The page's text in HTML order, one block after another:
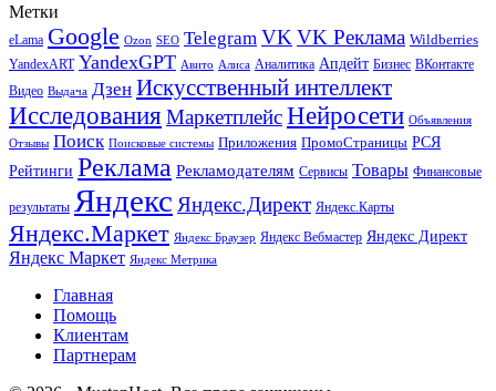
Метки
eLama Google Ozon SEO Telegram VK VK Реклама Wildberries
YandexART YandexGPT Авито Алиса Аналитика Апдейт Бизнес ВКонтакте
Видео Выдача Дзен Искусственный интеллект
Исследования МаркетплейсНейросети Объявления
Отзывы Поиск Поисковые системы Приложения ПромоСтраницы РСЯ
Рейтинги Реклама Рекламодателям Сервисы Товары Финансовые
результаты Яндекс Яндекс.Директ Яндекс.Карты
Яндекс.Маркет Яндекс Браузер Яндекс Вебмастер Яндекс Директ
Яндекс Маркет Яндекс Метрика
Главная
Помощь
Клиентам
Партнерам